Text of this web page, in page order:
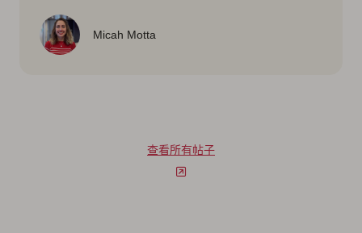
Micah Motta
查看所有帖子